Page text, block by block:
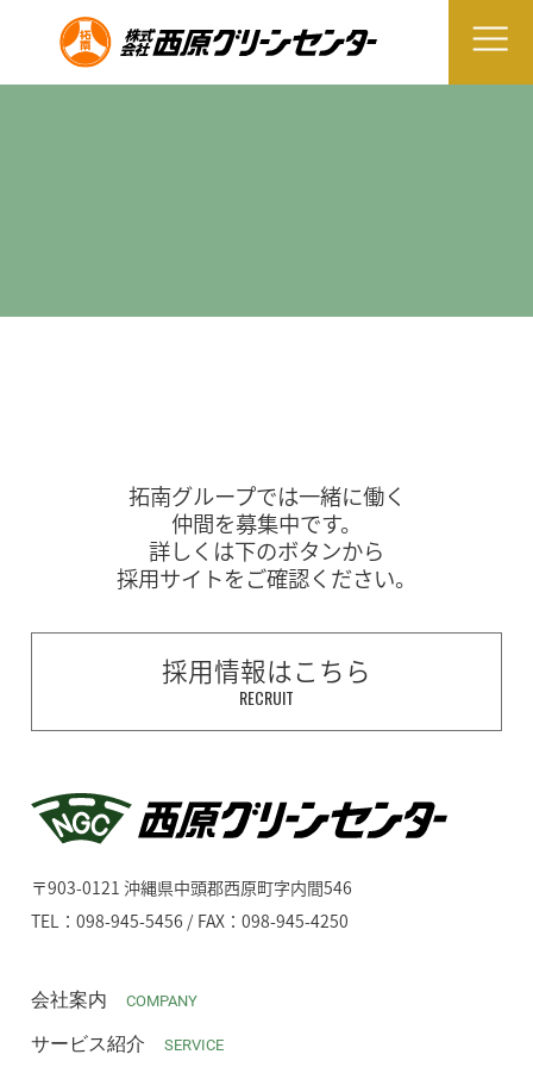
拓南グループでは一緒に働く
仲間を募集中です。
詳しくは下のボタンから
採用サイトをご確認ください。
採用情報はこちら
RECRUIT
〒903-0121 沖縄県中頭郡西原町字内間546
TEL：098-945-5456 / FAX：098-945-4250
会社案内 COMPANY
サービス紹介 SERVICE